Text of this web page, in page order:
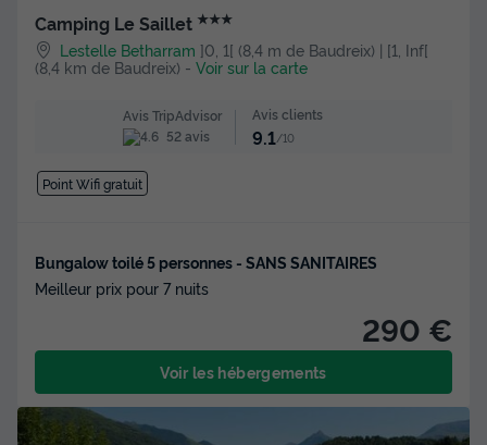
Camping Le Saillet ★★★
Lestelle Betharram ]0, 1[ (8,4 m de Baudreix) | [1, Inf[
(8,4 km de Baudreix) - Voir sur la carte
Avis TripAdvisor
52 avis
Avis clients
9.1/10
Point Wifi gratuit
Bungalow toilé 5 personnes - SANS SANITAIRES
Meilleur prix pour 7 nuits
290 €
Voir les hébergements